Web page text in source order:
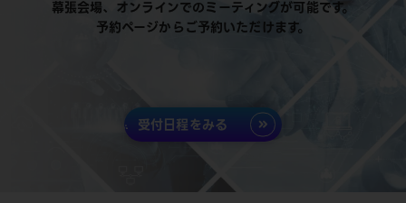
幕張会場、オンラインでのミーティングが可能です。
予約ページからご予約いただけます。
受付日程をみる